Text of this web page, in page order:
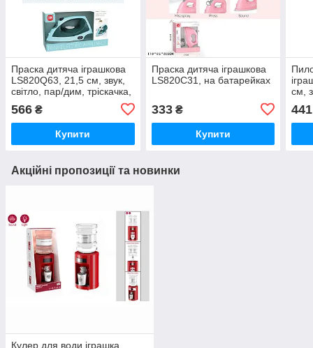
Праска дитяча іграшкова
LS820Q63, 21,5 см, звук,
світло, пар/дим, тріскачка,
566 ₴
Купити
Праска дитяча іграшкова
LS820C31, на батарейках
333₴
Купити
см,
441
Акційні пропозиції та новинки
Кулер для води іграшка